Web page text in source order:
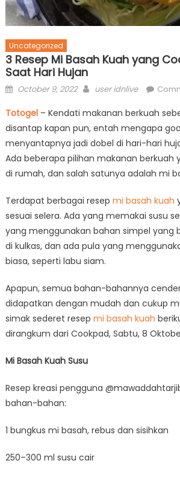
Uncategorized
3 Resep Mi Basah Kuah yang
Saat Hari Hujan
Posted
October 9, 2022 Author
user idnlive
Totogel – Kendati makanan berkuah
disantap kapan pun, entah mengapa
menyantapnya jadi dobel di hari-hari
Ada beberapa pilihan makanan berkuah
di rumah, dan salah satunya adalah mi
Terdapat berbagai resep mi basah kuah
sesuai selera. Ada yang memakai susu
yang menggunakan bahan simpel yang
di kulkas, dan ada pula yang
biasa, seperti labu siam.
Apapun, semua bahan-bahannya
didapatkan dengan mudah dan cukup
simak sederet resep mi basah kuah
dirangkum dari Cookpad, Sabtu, 8
Mi Basah Kuah Susu
Resep kreasi pengguna
bahan-bahan:
1 bungkus mi basah, rebus dan sisihkan
250–300 ml susu cair